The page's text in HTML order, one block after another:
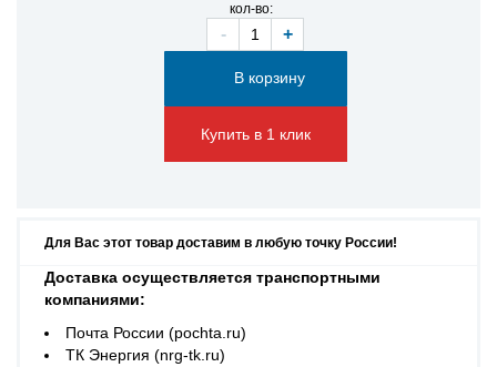
кол-во:
- +
Купить в 1 клик
Для Вас этот товар доставим в любую точку России!
Доставка осуществляется транспортными
компаниями:
Почта России (pochta.ru)
ТК Энергия (nrg-tk.ru)